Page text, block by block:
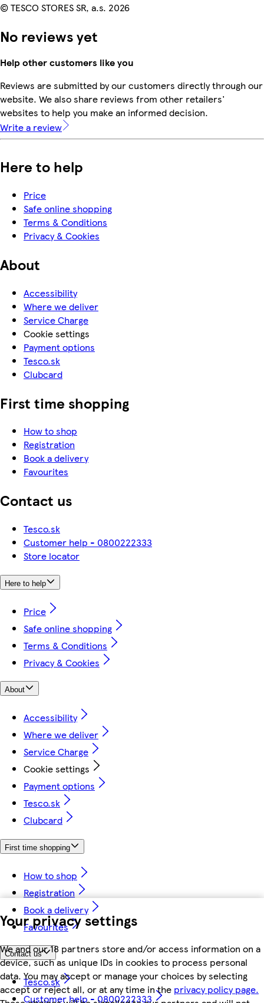
Your privacy settings
We and our 18 partners store and/or access information on a
device, such as unique IDs in cookies to process personal
data. You may accept or manage your choices by selecting
accept or reject all, or at any time in the privacy policy page.
© TESCO STORES SR, a.s. 2026
No reviews yet
Help other customers like you
Reviews are submitted by our customers directly through our
website. We also share reviews from other retailers'
websites to help you make an informed decision.
Write a review
Here to help
Price
Safe online shopping
Terms & Conditions
Privacy & Cookies
About
Accessibility
Where we deliver
Service Charge
Cookie settings
Payment options
Tesco.sk
Clubcard
First time shopping
How to shop
Registration
Book a delivery
Favourites
Contact us
Tesco.sk
Customer help - 0800222333
Store locator
Here to help
Price
Safe online shopping
Terms & Conditions
Privacy & Cookies
About
Accessibility
Where we deliver
Service Charge
Cookie settings
Payment options
Tesco.sk
Clubcard
First time shopping
How to shop
Registration
Book a delivery
Favourites
Contact us
Tesco.sk
Customer help - 0800222333